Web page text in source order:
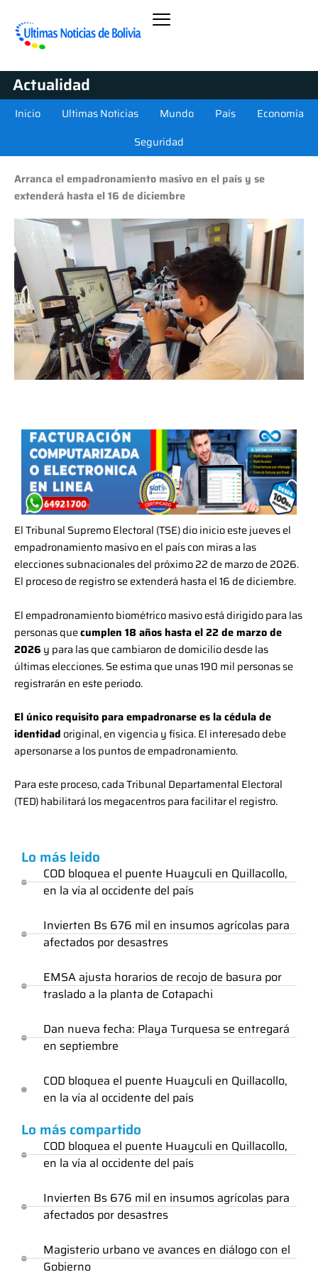
Actualidad
Inicio Ultimas Noticias Mundo País
Economía
Seguridad
Arranca el empadronamiento masivo en el país y se
extenderá hasta el 16 de diciembre
El Tribunal Supremo Electoral (TSE) dio inicio este jueves el
empadronamiento masivo en el país con miras a las
elecciones subnacionales del próximo 22 de marzo de 2026.
El proceso de registro se extenderá hasta el 16 de diciembre.
El empadronamiento biométrico masivo está dirigido para las
personas quecumplen 18 años hasta el 22 de marzo de
2026 y para las que cambiaron de domicilio desde las
últimas elecciones. Se estima que unas 190 mil personas se
registrarán en este periodo.
El único requisito para empadronarse es la cédula de
identidad original, en vigencia y física. El interesado debe
apersonarse a los puntos de empadronamiento.
Para este proceso, cada Tribunal Departamental Electoral
(TED) habilitará los megacentros para facilitar el registro.
Lo más leido
COD bloquea el puente Huayculi en Quillacollo,
en la vía al occidente del país
Invierten Bs 676 mil en insumos agrícolas para
afectados por desastres
EMSA ajusta horarios de recojo de basura por
traslado a la planta de Cotapachi
Dan nueva fecha: Playa Turquesa se entregará
en septiembre
COD bloquea el puente Huayculi en Quillacollo,
en la vía al occidente del país
Lo más compartido
COD bloquea el puente Huayculi en Quillacollo,
en la vía al occidente del país
Invierten Bs 676 mil en insumos agrícolas para
afectados por desastres
Magisterio urbano ve avances en diálogo con el
Gobierno